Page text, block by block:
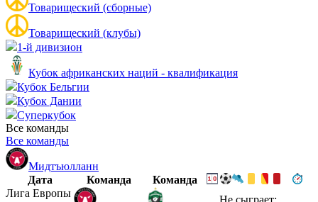
Товарищеский (сборные)
Товарищеский (клубы)
1-й дивизион
Кубок африканских наций - квалификация
Кубок Бельгии
Кубок Дании
Суперкубок
Все команды
Все команды
Мидтъюлланн
Дата
Команда
Команда
Лига Европы
Не сыграет: